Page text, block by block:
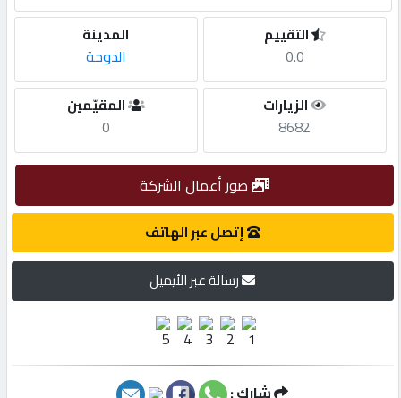
مطلوب
طلب
الاحصائيات
الأقسام
مميزة
إبحث
المدينة
الدوحة
التقييم
0.0
المقيّمين
0
الزيارات
8682
صور أعمال الشركة
إتصل عبر الهاتف
رسالة عبر الأيميل
شارك :